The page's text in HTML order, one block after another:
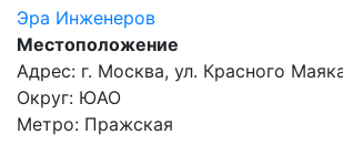
Эра Инженеров
Местоположение
Адрес: г. Москва, ул. Красного
Округ: ЮАО
Метро: Пражская